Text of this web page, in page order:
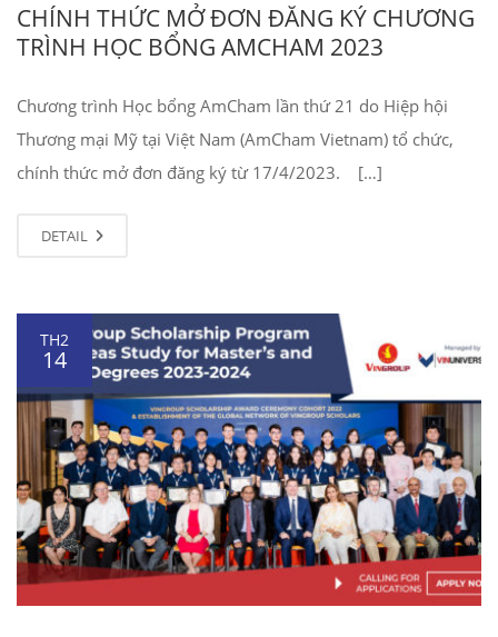
CHÍNH THỨC MỞ ĐƠN ĐĂNG KÝ CHƯƠNG
TRÌNH HỌC BỔNG AMCHAM 2023
Chương trình Học bổng AmCham lần thứ 21 do Hiệp hội
Thương mại Mỹ tại Việt Nam (AmCham Vietnam) tổ chức,
chính thức mở đơn đăng ký từ 17/4/2023. […]
DETAIL
TH2
14